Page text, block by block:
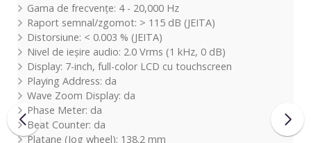
Gama de frecvențe: 4 - 20,000 Hz
Raport semnal/zgomot: > 115 dB (JEITA)
Distorsiune: < 0.003 % (JEITA)
Nivel de ieșire audio: 2.0 Vrms (1 kHz, 0 dB)
Display: 7-inch, full-color LCD cu touchscreen
Playing Address: da
Wave Zoom Display: da
Phase Meter: da
Beat Counter: da
Platane (Jog wheel): 138.2 mm